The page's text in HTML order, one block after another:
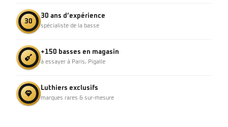
30
30 ans d’expérience
spécialiste de la basse
+150 basses en magasin
à essayer à Paris, Pigalle
Luthiers exclusifs
marques rares & sur-mesure